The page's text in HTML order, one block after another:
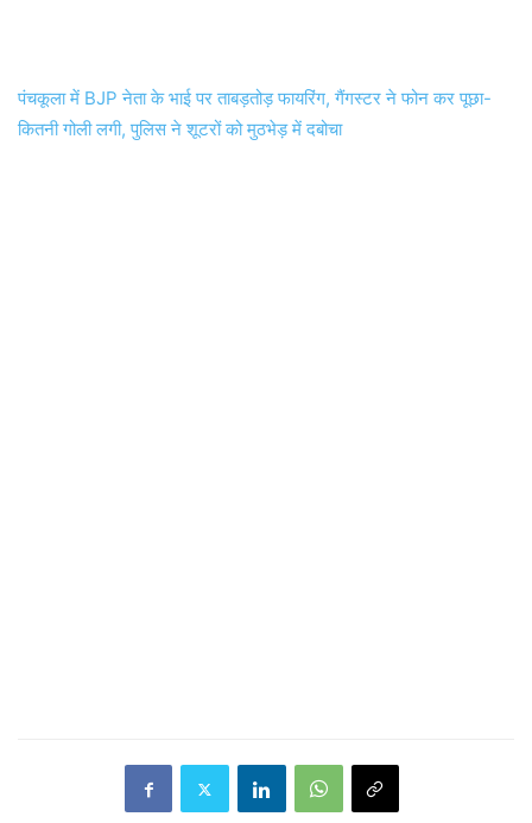
पंचकूला में BJP नेता के भाई पर ताबड़तोड़ फायरिंग, गैंगस्टर ने फोन कर पूछा-
कितनी गोली लगी, पुलिस ने शूटरों को मुठभेड़ में दबोचा